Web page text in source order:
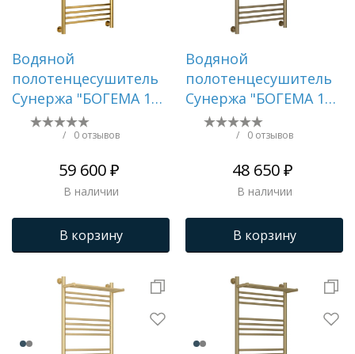
Водяной
полотенцесушитель
Сунержа "БОГЕМА 1П
+" 1000х500 (Золото)
/ 0 отзывов
59 600 ₽
В наличии
В корзину
Водяной
полотенцесушитель
Сунержа "БОГЕМА 1П
+" 1000х500 (Золотой
/ 0 отзывов
48 650 ₽
В наличии
В корзину